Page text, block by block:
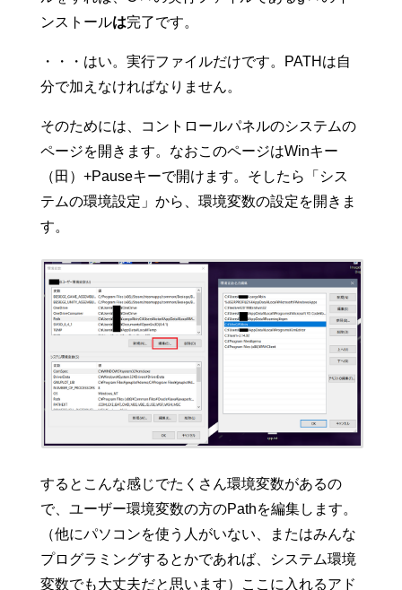
ンストールは完了です。
・・・はい。実行ファイルだけです。PATHは自
分で加えなければなりません。
そのためには、コントロールパネルのシステムの
ページを開きます。なおこのページはWinキー
（田）+Pauseキーで開けます。そしたら「シス
テムの環境設定」から、環境変数の設定を開きま
す。
するとこんな感じでたくさん環境変数があるの
で、ユーザー環境変数の方のPathを編集します。
（他にパソコンを使う人がいない、またはみんな
プログラミングするとかであれば、システム環境
変数でも大丈夫だと思います）ここに入れるアド